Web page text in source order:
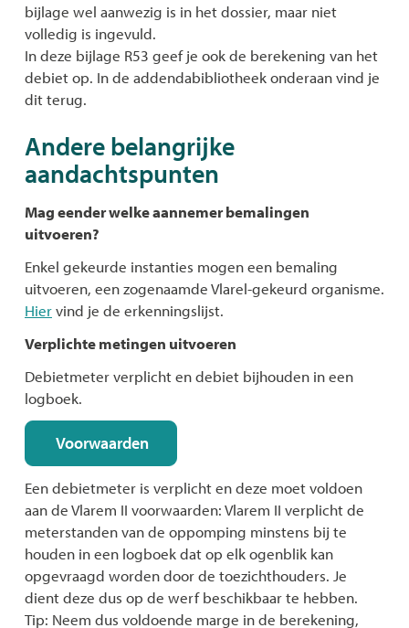
bijlage wel aanwezig is in het dossier, maar niet
volledig is ingevuld.
In deze bijlage R53 geef je ook de berekening van het
debiet op. In de addendabibliotheek onderaan vind je
dit terug.
Andere belangrijke
aandachtspunten
Mag eender welke aannemer bemalingen
uitvoeren?
Enkel gekeurde instanties mogen een bemaling
uitvoeren, een zogenaamde Vlarel-gekeurd organisme.
Hiervind je de erkenningslijst.
Verplichte metingen uitvoeren
Debietmeter verplicht en debiet bijhouden in een
logboek.
Voorwaarden
Een debietmeter is verplicht en deze moet voldoen
aan de Vlarem II voorwaarden: Vlarem II verplicht de
meterstanden van de oppomping minstens bij te
houden in een logboek dat op elk ogenblik kan
opgevraagd worden door de toezichthouders. Je
dient deze dus op de werf beschikbaar te hebben.
Tip: Neem dus voldoende marge in de berekening,